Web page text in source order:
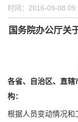
时间：2016-09-08
国务院办公厅关
各省、自治区、直辖
构：
根据人员变动情况和